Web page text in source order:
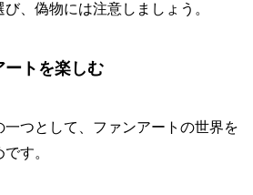
、偽物には注意しましょう。
ートを楽しむ
つとして、ファンアートの世界を
す。